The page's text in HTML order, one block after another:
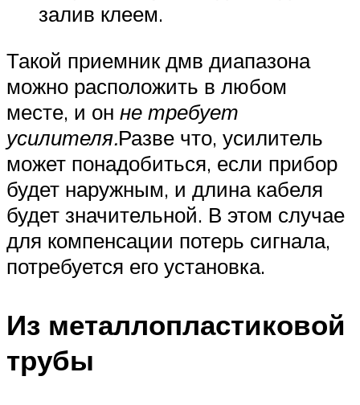
залив клеем.
Такой приемник дмв диапазона
можно расположить в любом
месте, и он не требует
усилителя.Разве что, усилитель
может понадобиться, если прибор
будет наружным, и длина кабеля
будет значительной. В этом случае
для компенсации потерь сигнала,
потребуется его установка.
Из металлопластиковой
трубы